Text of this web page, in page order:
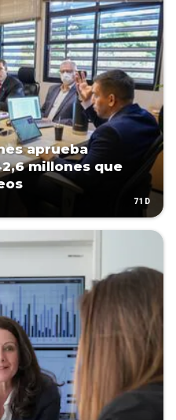
aprueba
millones que
71D